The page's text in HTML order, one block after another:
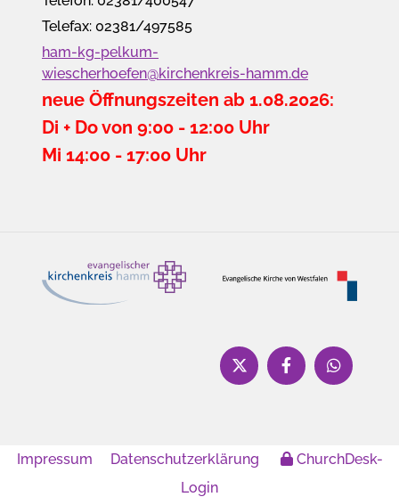
Telefax: 02381/497585
ham-kg-pelkum-
wiescherhoefen@kirchenkreis-hamm.de
neue Öffnungszeiten ab 1.08.2026:
Di + Do von 9:00 - 12:00 Uhr
Mi 14:00 - 17:00 Uhr
Impressum Datenschutzerklärung
ChurchDesk-
Login